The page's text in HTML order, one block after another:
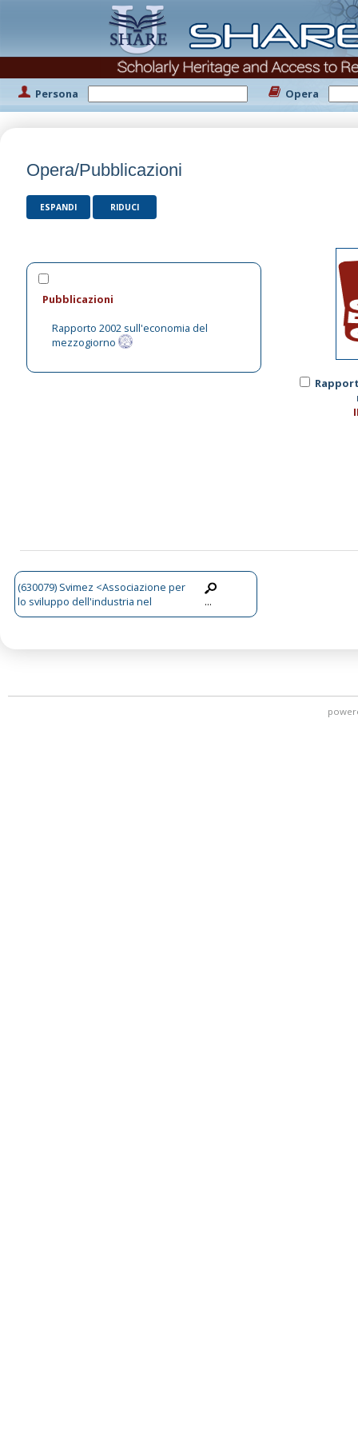
Persona Opera
Opera/Pubblicazioni
ESPANDI RIDUCI
Pubblicazioni
Rapporto 2002 sull'economia del
mezzogiorno
(630079) Svimez <Associazione per
lo sviluppo dell'industria nel
mezzogiorno>
...